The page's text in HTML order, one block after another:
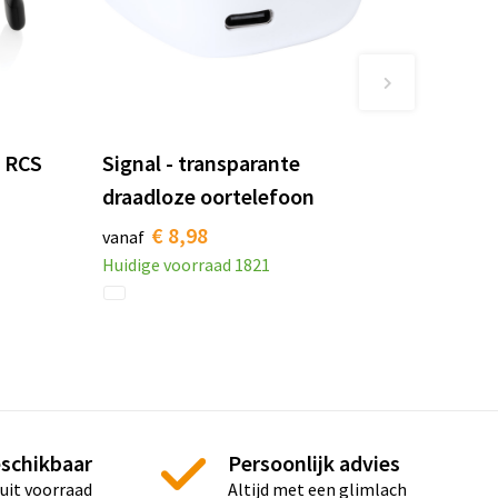
Signal - transparante
draadloze oortelefoon
vanaf € 8,98
Huidige voorraad 1821
voorraad
Persoonlijk advies
Altijd met een glimlach